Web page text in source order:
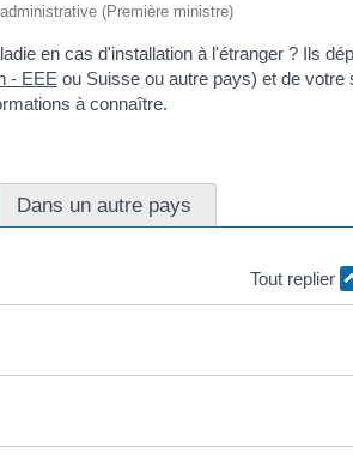
(Première ministre)
en cas d'installation à l'étranger ? Ils
- EEE ou Suisse ou autre pays) et de votre
à connaître.
Dans un autre pays
Tout replier